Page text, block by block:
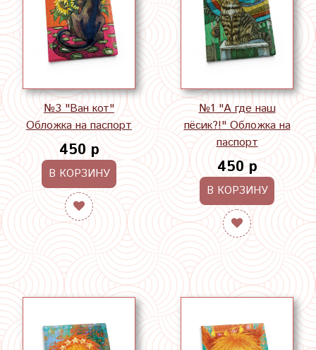
№3 "Ван кот"
Обложка на паспорт
450 р
В КОРЗИНУ
№1 "А где наш
пёсик?!" Обложка на
паспорт
450 р
В КОРЗИНУ